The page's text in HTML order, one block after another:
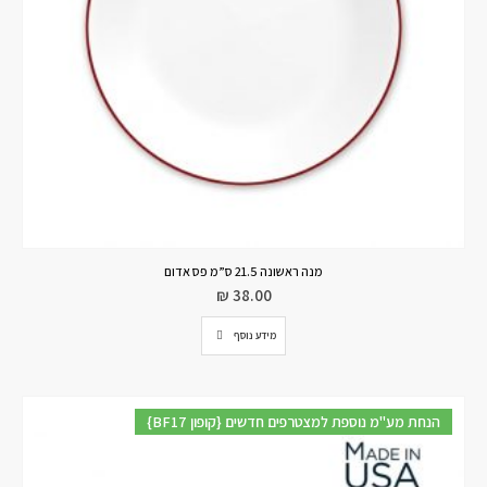
מנה ראשונה 21.5 ס”מ פס אדום
₪ 38.00
מידע נוסף
{BF17 קופון} הנחת מע"מ נוספת למצטרפים חדשים